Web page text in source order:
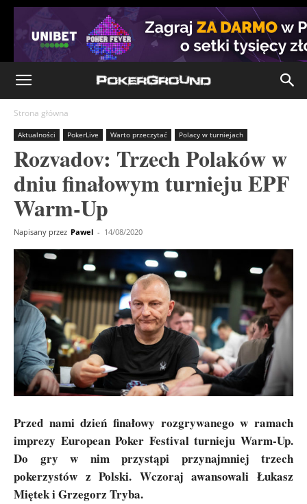
Strona główna
Aktualności PokerLive Warto przeczytać Polacy w turniejach
Rozvadov: Trzech Polaków w
dniu finałowym turnieju EPF
Warm-Up
Napisany przez Pawel - 14/08/2020
Przed nami dzień finałowy rozgrywanego w ramach
imprezy European Poker Festival turnieju Warm-Up.
Do gry w nim przystąpi przynajmniej trzech
pokerzystów z Polski. Wczoraj awansowali Łukasz
Miętek i Grzegorz Tryba.